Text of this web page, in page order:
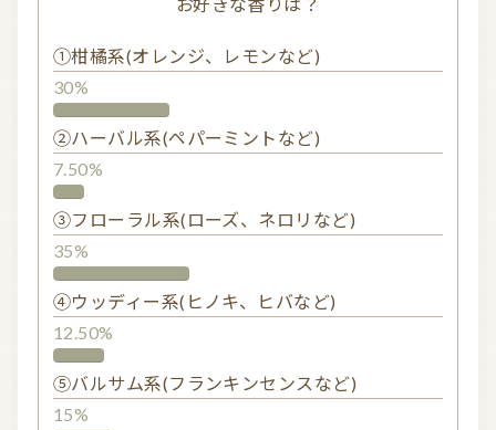
①柑橘系(オレンジ、レモンなど)
30%
②ハーバル系(ペパーミントなど)
7.50%
③フローラル系(ローズ、ネロリなど)
35%
④ウッディー系(ヒノキ、ヒバなど)
12.50%
⑤バルサム系(フランキンセンスなど)
15%